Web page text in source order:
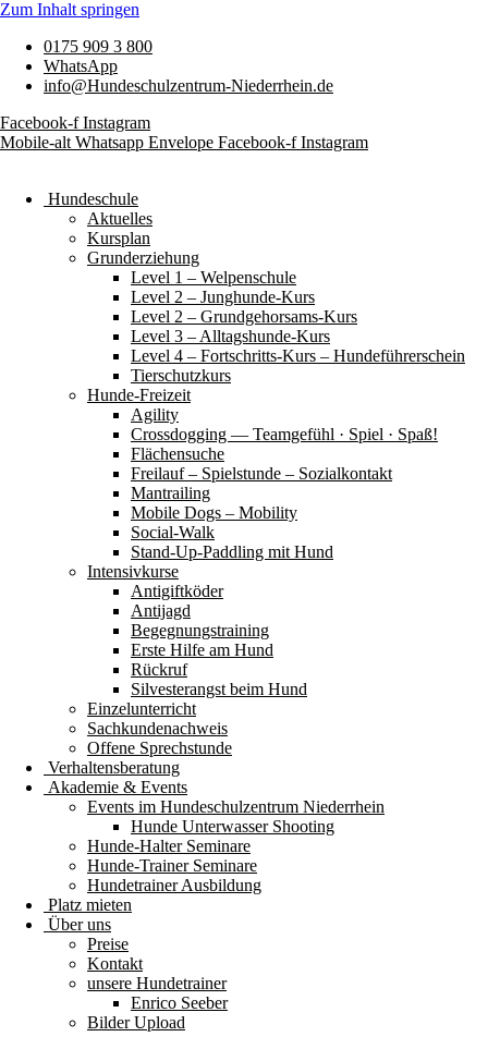
Zum Inhalt springen
0175 909 3 800
WhatsApp
info@Hundeschulzentrum-Niederrhein.de
Facebook-f Instagram
Mobile-alt Whatsapp Envelope Facebook-f Instagram
Hundeschule
Aktuelles
Kursplan
Grunderziehung
Level 1 – Welpenschule
Level 2 – Junghunde-Kurs
Level 2 – Grundgehorsams-Kurs
Level 3 – Alltagshunde-Kurs
Level 4 – Fortschritts-Kurs – Hundeführerschein
Tierschutzkurs
Hunde-Freizeit
Agility
Crossdogging — Teamgefühl · Spiel · Spaß!
Flächensuche
Freilauf – Spielstunde – Sozialkontakt
Mantrailing
Mobile Dogs – Mobility
Social-Walk
Stand-Up-Paddling mit Hund
Intensivkurse
Antigiftköder
Antijagd
Begegnungstraining
Erste Hilfe am Hund
Rückruf
Silvesterangst beim Hund
Einzelunterricht
Sachkundenachweis
Offene Sprechstunde
Verhaltensberatung
Akademie & Events
Events im Hundeschulzentrum Niederrhein
Hunde Unterwasser Shooting
Hunde-Halter Seminare
Hunde-Trainer Seminare
Hundetrainer Ausbildung
Platz mieten
Über uns
Preise
Kontakt
unsere Hundetrainer
Enrico Seeber
Bilder Upload